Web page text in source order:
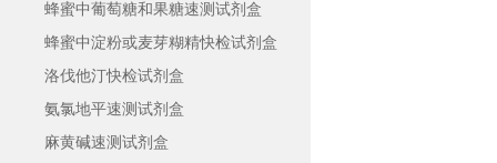
蜂蜜中葡萄糖和果糖速测试剂盒
蜂蜜中淀粉或麦芽糊精快检试剂盒
洛伐他汀快检试剂盒
氨氯地平速测试剂盒
麻黄碱速测试剂盒